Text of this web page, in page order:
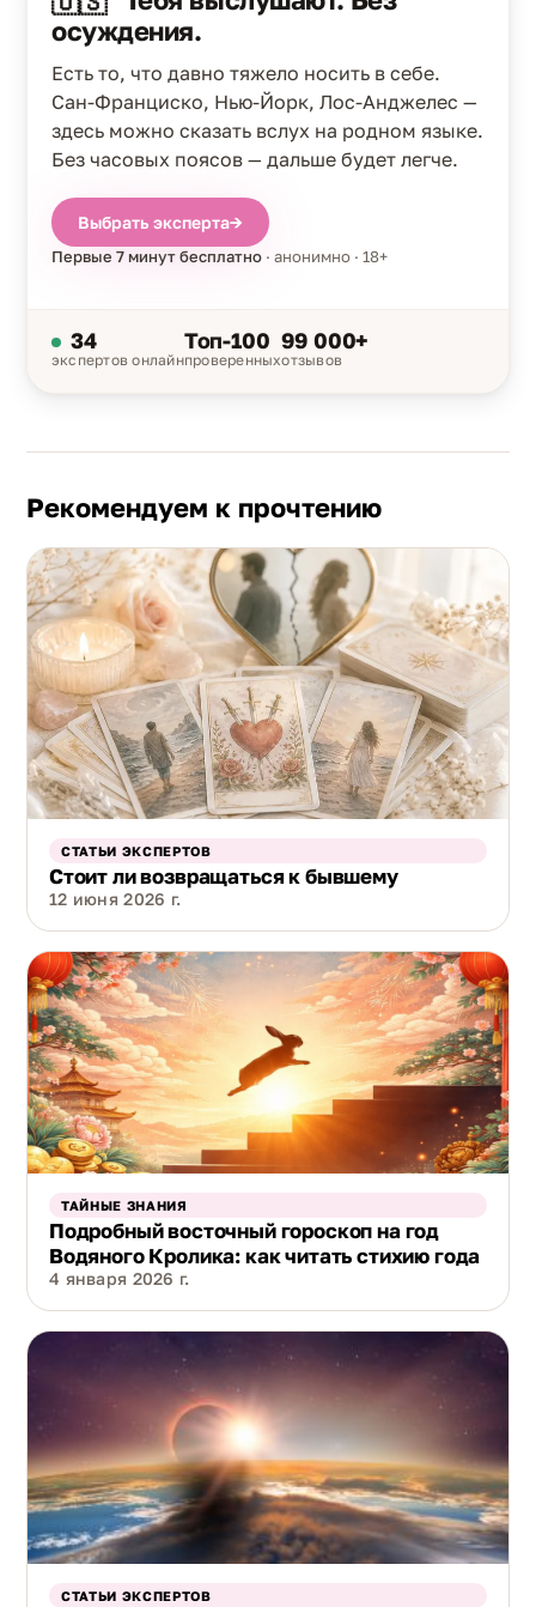
осуждения.
Есть то, что давно тяжело носить в себе.
Сан-Франциско, Нью-Йорк, Лос-Анджелес —
здесь можно сказать вслух на родном языке.
Без часовых поясов — дальше будет легче.
Выбрать эксперта→
Первые 7 минут бесплатно · анонимно · 18+
34
экспертов онлайн
Топ-100
проверенных
99 000+
отзывов
Рекомендуем к прочтению
СТАТЬИ ЭКСПЕРТОВ
Стоит ли возвращаться к бывшему
12 июня 2026 г.
ТАЙНЫЕ ЗНАНИЯ
Подробный восточный гороскоп на год
Водяного Кролика: как читать стихию года
4 января 2026 г.
СТАТЬИ ЭКСПЕРТОВ